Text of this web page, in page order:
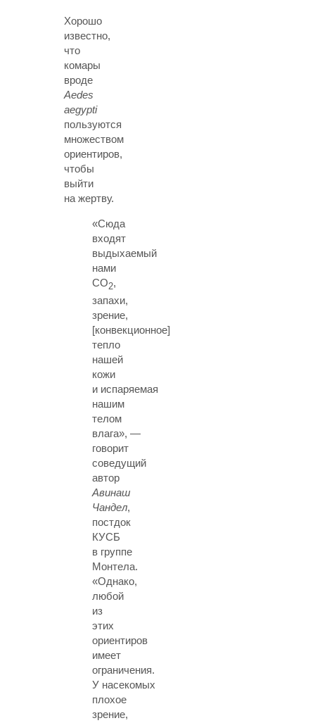
Хорошо
известно,
что
комары
вроде
Aedes
aegypti
пользуются
множеством
ориентиров,
чтобы
выйти
на жертву.
«Сюда
входят
выдыхаемый
нами
СО2,
запахи,
зрение,
[конвекционное]
тепло
нашей
кожи
и испаряемая
нашим
телом
влага», —
говорит
соведущий
автор
Авинаш
Чандел,
постдок
КУСБ
в группе
Монтела.
«Однако,
любой
из
этих
ориентиров
имеет
ограничения.
У насекомых
плохое
зрение,